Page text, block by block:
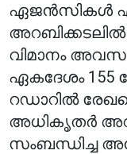
ഏജൻസികൾ
അറബിക്കടലിൽ
വിമാനം
ഏകദേശം
റഡാറിൽ
അധികൃതർ
സംബന്ധിച്ച